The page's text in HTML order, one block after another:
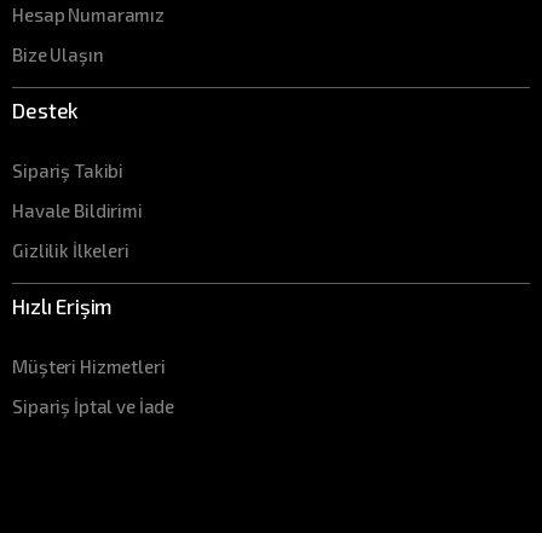
Hesap Numaramız
Bize Ulaşın
Destek
Sipariş Takibi
Havale Bildirimi
Gizlilik İlkeleri
Hızlı Erişim
Müşteri Hizmetleri
Sipariş İptal ve İade